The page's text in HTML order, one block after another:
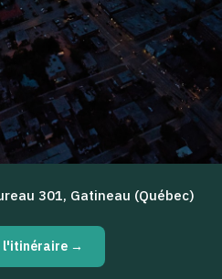
301, Gatineau (Québec)
l'itinéraire →